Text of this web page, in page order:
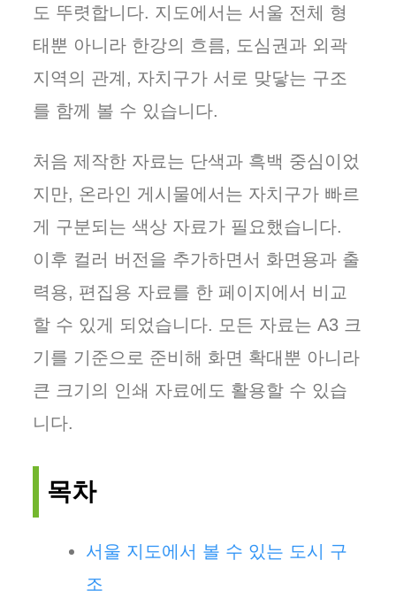
도 뚜렷합니다. 지도에서는 서울 전체 형
태뿐 아니라 한강의 흐름, 도심권과 외곽
지역의 관계, 자치구가 서로 맞닿는 구조
를 함께 볼 수 있습니다.
처음 제작한 자료는 단색과 흑백 중심이었
지만, 온라인 게시물에서는 자치구가 빠르
게 구분되는 색상 자료가 필요했습니다.
이후 컬러 버전을 추가하면서 화면용과 출
력용, 편집용 자료를 한 페이지에서 비교
할 수 있게 되었습니다. 모든 자료는 A3 크
기를 기준으로 준비해 화면 확대뿐 아니라
큰 크기의 인쇄 자료에도 활용할 수 있습
니다.
목차
서울 지도에서 볼 수 있는 도시 구
조